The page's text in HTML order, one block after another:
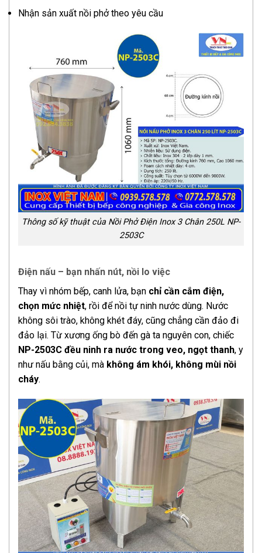
Nhận sản xuất nồi phở theo yêu cầu
Thông số kỹ thuật của Nồi Phở Điện Inox 3 Chân 250L NP-
2503C
Điện nấu – bạn nhấn nút, nồi lo việc
Thay vì nhóm bếp, canh lửa, bạn chỉ cần cắm điện,
chọn mức nhiệt, rồi để nồi tự ninh nước dùng. Nước
không sôi trào, không khét đáy, cũng chẳng cần đảo đi
đảo lại. Từ xương ống bò đến gà ta nguyên con, chiếc
NP-2503C đều ninh ra nước trong veo, ngọt thanh, y
như nấu bằng củi, mà không ám khói, không mùi nồi
cháy.